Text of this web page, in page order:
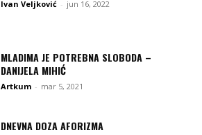
Ivan Veljković - jun 16, 2022
MLADIMA JE POTREBNA SLOBODA –
DANIJELA MIHIĆ
Artkum - mar 5, 2021
DNEVNA DOZA AFORIZMA